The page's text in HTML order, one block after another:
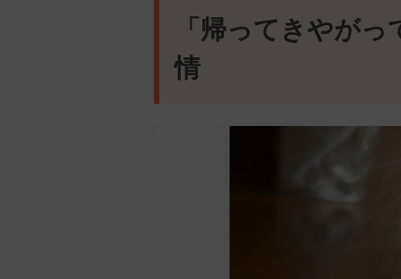
「帰ってきやが
情